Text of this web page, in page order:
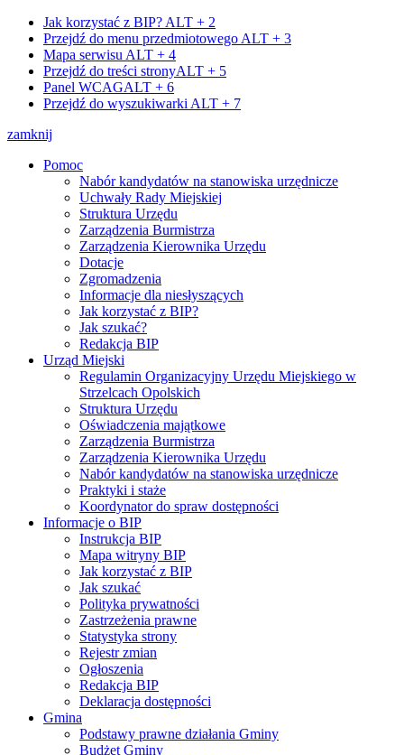
Jak korzystać z BIP? ALT + 2
Przejdź do menu przedmiotowego ALT + 3
Mapa serwisu ALT + 4
Przejdź do treści stronyALT + 5
Panel WCAGALT + 6
Przejdź do wyszukiwarki ALT + 7
zamknij
Pomoc
Nabór kandydatów na stanowiska urzędnicze
Uchwały Rady Miejskiej
Struktura Urzędu
Zarządzenia Burmistrza
Zarządzenia Kierownika Urzędu
Dotacje
Zgromadzenia
Informacje dla niesłyszących
Jak korzystać z BIP?
Jak szukać?
Redakcja BIP
Urząd Miejski
Regulamin Organizacyjny Urzędu Miejskiego w
Strzelcach Opolskich
Struktura Urzędu
Oświadczenia majątkowe
Zarządzenia Burmistrza
Zarządzenia Kierownika Urzędu
Nabór kandydatów na stanowiska urzędnicze
Praktyki i staże
Koordynator do spraw dostępności
Informacje o BIP
Instrukcja BIP
Mapa witryny BIP
Jak korzystać z BIP
Jak szukać
Polityka prywatności
Zastrzeżenia prawne
Statystyka strony
Rejestr zmian
Ogłoszenia
Redakcja BIP
Deklaracja dostępności
Gmina
Podstawy prawne działania Gminy
Budżet Gminy